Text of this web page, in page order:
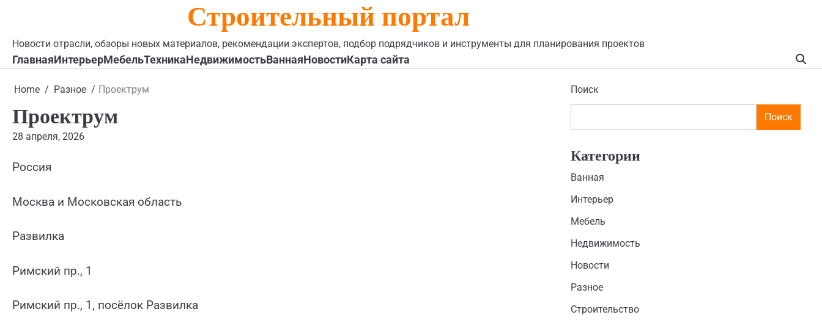
Строительный портал
Новости отрасли, обзоры новых материалов, рекомендации экспертов, подбор подрядчиков и инструменты для планирования проектов
ГлавнаяИнтерьерМебельТехникаНедвижимостьВаннаяНовостиКарта сайта
Home Разное Проектрум
Проектрум
28 апреля, 2026
Россия
Москва и Московская область
Развилка
Римский пр., 1
Римский пр., 1, посёлок Развилка
Поиск
Поиск
Категории
Ванная
Интерьер
Мебель
Недвижимость
Новости
Разное
Строительство